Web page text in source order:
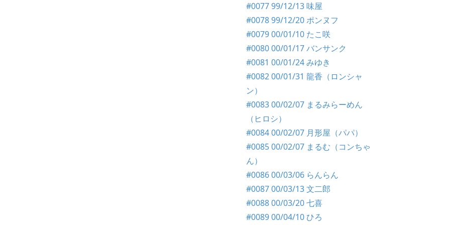
#0077 99/12/13 味屋
#0078 99/12/20 ポンヌフ
#0079 00/01/10 たこ咲
#0080 00/01/17 バンサンク
#0081 00/01/24 みゆき
#0082 00/01/31 龍香（ロンシャ
ン）
#0083 00/02/07 まるみらーめん
（ヒロシ）
#0084 00/02/07 月形屋（パパ）
#0085 00/02/07 まるむ（コンちゃ
ん）
#0086 00/03/06 らんらん
#0087 00/03/13 文二郎
#0088 00/03/20 七喜
#0089 00/04/10 ひろ